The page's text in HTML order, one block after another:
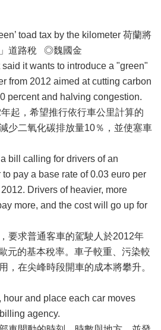
toad tax by the kilometer 荷蘭將
」道路稅 ◎魏國金
it wants to introduce a "green"
from 2012 aimed at cutting carbon
percent and halving congestion.
起，希望推行依行車公里計算的
少二氧化碳排放量10％，並使塞車
bill calling for drivers of an
pay a base rate of 0.03 euro per
Drivers of heavier, more
more, and the cost will go up for
要求普通客車的駕駛人於2012年
元的基本稅率。車子較重、污染較
，在尖峰時段開車的成本將攀升。
and place each car moves
agency.